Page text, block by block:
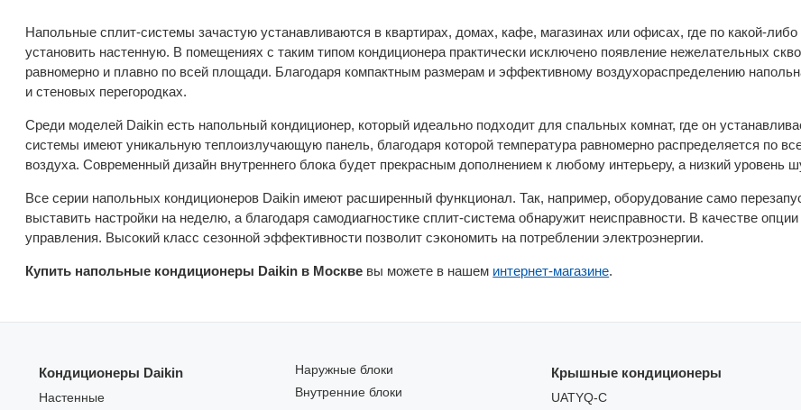
Напольные сплит-системы зачастую устанавливаются в квартирах, домах, кафе, магазинах или офисах, где по какой-
установить настенную. В помещениях с таким типом кондиционера практически исключено появление нежелательных
равномерно и плавно по всей площади. Благодаря компактным размерам и эффективному воздухораспределению
и стеновых перегородках.
Среди моделей Daikin есть напольный кондиционер, который идеально подходит для спальных комнат, где он
системы имеют уникальную теплоизлучающую панель, благодаря которой температура равномерно распределяется по
воздуха. Современный дизайн внутреннего блока будет прекрасным дополнением к любому интерьеру, а низкий уровень
Все серии напольных кондиционеров Daikin имеют расширенный функционал. Так, например, оборудование само
выставить настройки на неделю, а благодаря самодиагностике сплит-система обнаружит неисправности. В качестве
управления. Высокий класс сезонной эффективности позволит сэкономить на потреблении электроэнергии.
Купить напольные кондиционеры Daikin в Москве вы можете в нашем интернет-магазине.
Кондиционеры Daikin
Настенные
Наружные блоки
Внутренние блоки
Крышные кондиционеры
UATYQ-C